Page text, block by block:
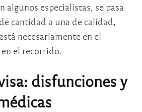
algunos especialistas, se pasa
cantidad a una de calidad,
necesariamente en el
el recorrido.
disfunciones y